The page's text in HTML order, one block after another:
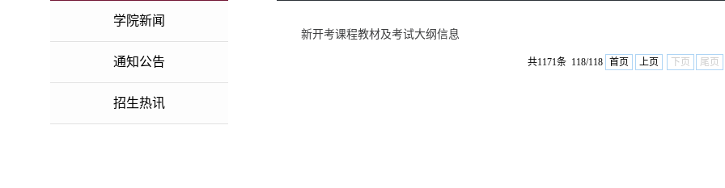
学院新闻
通知公告
招生热讯
新开考课程教材及考试大纲信息
共1171条 118/118 首页 上页 下页 尾页